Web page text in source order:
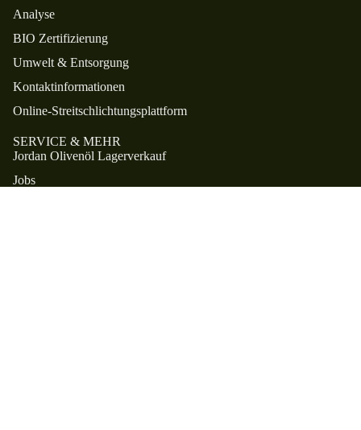
Analyse
BIO Zertifizierung
Umwelt & Entsorgung
Kontaktinformationen
Online-Streitschlichtungsplattform
SERVICE & MEHR
Jordan Olivenöl Lagerverkauf
Jobs